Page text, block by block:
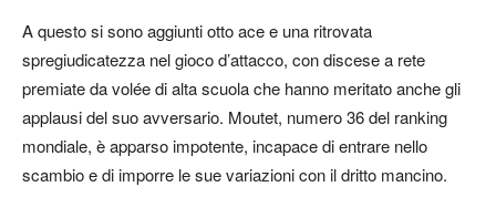
A questo si sono aggiunti otto ace e una ritrovata
spregiudicatezza nel gioco d’attacco, con discese a rete
premiate da volée di alta scuola che hanno meritato anche gli
applausi del suo avversario. Moutet, numero 36 del ranking
mondiale, è apparso impotente, incapace di entrare nello
scambio e di imporre le sue variazioni con il dritto mancino.